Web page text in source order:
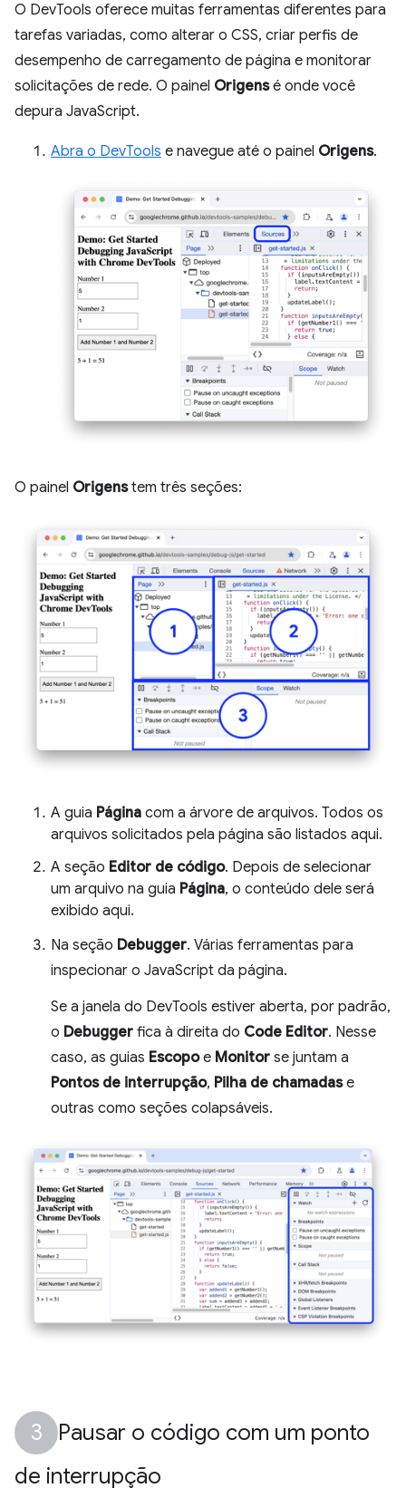
O DevTools oferece muitas ferramentas diferentes para
tarefas variadas, como alterar o CSS, criar perfis de
desempenho de carregamento de página e monitorar
solicitações de rede. O painel Origensé onde você
depura JavaScript.
Abra o DevTools e navegue até o painel Origens.
O painel Origenstem três seções:
A guia Página com a árvore de arquivos. Todos os
arquivos solicitados pela página são listados aqui.
A seção Editor de código. Depois de selecionar
um arquivo na guia Página, o conteúdo dele será
exibido aqui.
Na seção Debugger. Várias ferramentas para
inspecionar o JavaScript da página.
Se a janela do DevTools estiver aberta, por padrão,
o Debugger fica à direita do Code Editor. Nesse
caso, as guias Escopoe Monitor se juntam a
Pontos de interrupção, Pilha de chamadase
outras como seções colapsáveis.
Pausar o código com um ponto
de interrupção